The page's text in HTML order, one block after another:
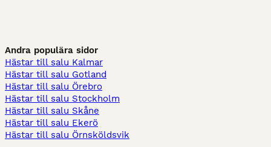
Andra populära sidor
Hästar till salu Kalmar
Hästar till salu Gotland
Hästar till salu Örebro
Hästar till salu Stockholm
Hästar till salu Skåne
Hästar till salu Ekerö
Hästar till salu Örnsköldsvik